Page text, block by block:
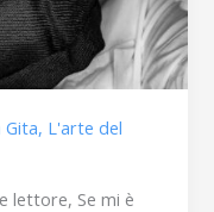
Gita, L'arte del
lettore, Se mi è